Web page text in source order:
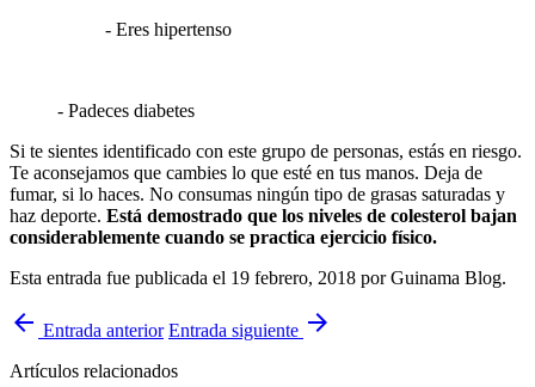
- Eres hipertenso
- Padeces diabetes
Si te sientes identificado con este grupo de personas, estás en riesgo.
Te aconsejamos que cambies lo que esté en tus manos. Deja de
fumar, si lo haces. No consumas ningún tipo de grasas saturadas y
haz deporte. Está demostrado que los niveles de colesterol bajan
considerablemente cuando se practica ejercicio físico.
Esta entrada fue publicada el 19 febrero, 2018 por Guinama Blog.
arrow_back Entrada anterior Entrada siguiente arrow_forward
Artículos relacionados